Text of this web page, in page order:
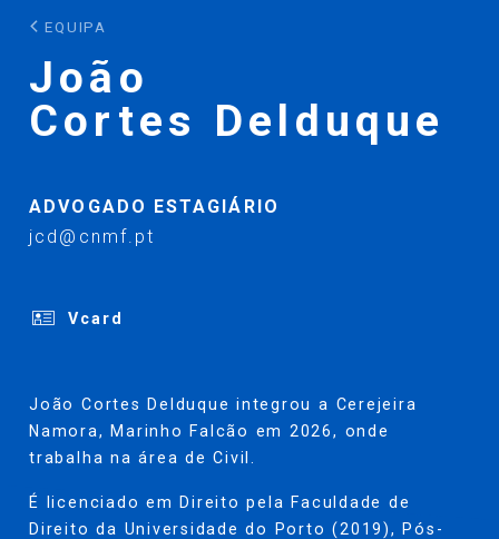
EQUIPA
João
Cortes Delduque
ADVOGADO ESTAGIÁRIO
jcd@cnmf.pt
Vcard
João Cortes Delduque integrou a Cerejeira
Namora, Marinho Falcão em 2026, onde
trabalha na área de Civil.
É licenciado em Direito pela Faculdade de
Direito da Universidade do Porto (2019), Pós-